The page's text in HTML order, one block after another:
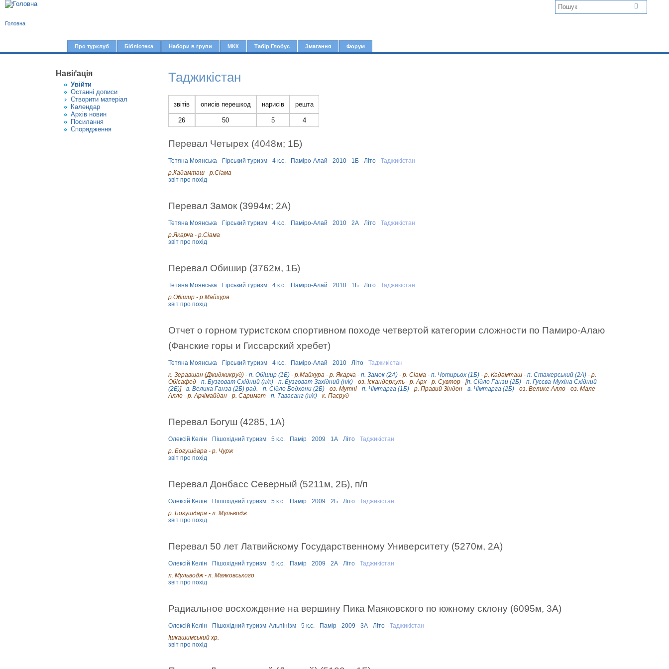
л
о
в
н
Про турклуб Бібліотека Набори в групи МКК Табір Глобус Змагання Форум
Головна
Навіґація
Увiйти
Останні дописи
Створити матерiал
Календар
Архів новин
Посилання
Спорядження
Таджикістан
звітів
26
описів перешкод
50
нарисів
5
решта
4
Перевал Четырех (4048м; 1Б)
Тетяна Моянська Гірський туризм 4 к.с. Паміро-Алай 2010 1Б Літо
Таджикістан
р.Кадамташ - р.Сіама
звіт про похід
Перевал Замок (3994м; 2А)
Тетяна Моянська Гірський туризм 4 к.с. Паміро-Алай 2010 2А Літо
Таджикістан
р.Якарча - р.Сіама
звіт про похід
Перевал Обишир (3762м, 1Б)
Тетяна Моянська Гірський туризм 4 к.с. Паміро-Алай 2010 1Б Літо
Таджикістан
р.Обішир - р.Майхура
звіт про похід
Отчет о горном туристском спортивном походе четвертой категории сложности по Памиро-Алаю
(Фанские горы и Гиссарский хребет)
Тетяна Моянська Гірський туризм 4 к.с. Паміро-Алай 2010 Літо
Таджикістан
к. Зеравшан (Джиджикруд) - п. Обішир (1Б)- р.Майхура - р. Якарча - п. Замок (2А)- р. Сіама - п. Чотирьох (1Б)- р. Кадамташ - п. Стажерський (2А)- р.
Обісафед - п. Бузговат Східний (н/к)- п. Бузговат Західний (н/к)- оз. Іскандеркуль - р. Арх - р. Сувтор - [п. Сідло Ганзи (2Б)- п. Гусєва-Мухіна Східний
(2Б)] - в. Велика Ганза (2Б) рад. - п. Сідло Бодхони (2Б)- оз. Мутні - п. Чімтарга (1Б)- р. Правий Зіндон - в. Чімтарга (2Б)- оз. Велике Алло - оз. Мале
Алло - р. Арчімайдан - р. Саримат - п. Тавасанг (н/к)- к. Пасруд
Перевал Богуш (4285, 1А)
Олексій Келін Пішохідний туризм 5 к.с. Памір 2009 1А Літо
Таджикістан
р. Богушдара - р. Чурж
звіт про похід
Перевал Донбасс Северный (5211м, 2Б), п/п
Олексій Келін Пішохідний туризм 5 к.с. Памір 2009 2Б Літо
Таджикістан
р. Богушдара - л. Мульводж
звіт про похід
Перевал 50 лет Латвийскому Государственному Университету (5270м, 2А)
Олексій Келін Пішохідний туризм 5 к.с. Памір 2009 2А Літо
Таджикістан
л. Мульводж - л. Маяковського
звіт про похід
Радиальное восхождение на вершину Пика Маяковского по южному склону (6095м, 3А)
Олексій Келін Пішохідний туризм Альпінізм 5 к.с. Памір 2009 3А Літо
Таджикістан
Ішкашимський хр.
звіт про похід